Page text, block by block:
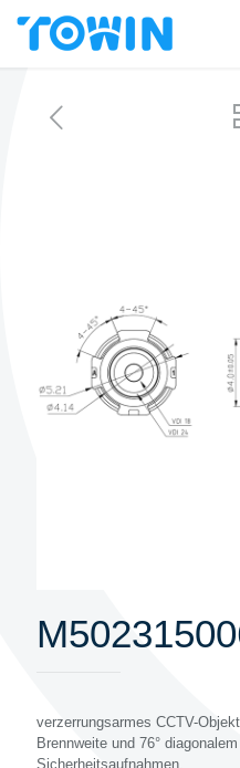
verzerrungsarmes CCTV-
Brennweite und 76°
Sicherheitsaufnahmen.